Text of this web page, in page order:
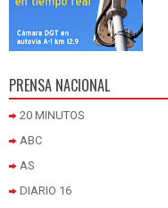
PRENSA NACIONAL
20 MINUTOS
ABC
AS
DIARIO 16